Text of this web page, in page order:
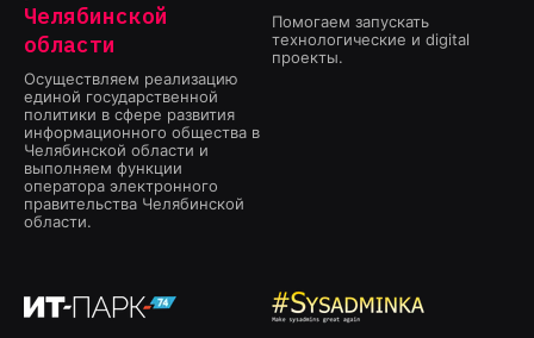
Челябинской
области
Осуществляем реализацию
единой государственной
политики в сфере развития
информационного общества в
Челябинской области и
выполняем функции
оператора электронного
правительства Челябинской
области.
Помогаем запускать
технологические и digital
проекты.